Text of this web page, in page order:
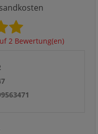
2 Bewertung(en)